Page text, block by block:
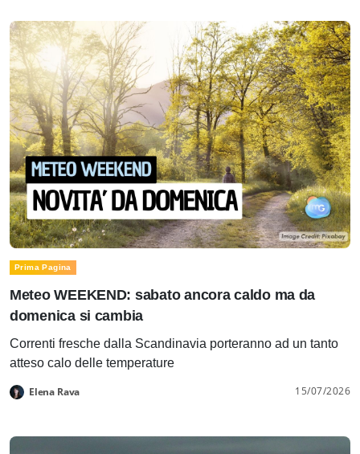
Prima Pagina
Meteo WEEKEND: sabato ancora caldo ma da
domenica si cambia
Correnti fresche dalla Scandinavia porteranno ad un tanto
atteso calo delle temperature
Elena Rava 15/07/2026